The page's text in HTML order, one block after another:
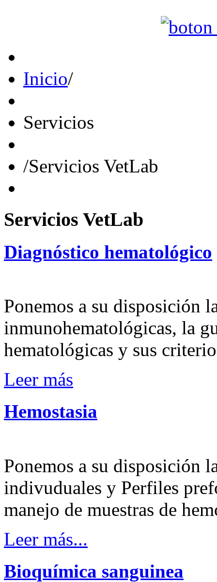
Inicio/
Servicios
/Servicios VetLab
Servicios VetLab
Diagnóstico hematológico
Ponemos a su disposición
inmunohematológicas, la
hematológicas y sus
Leer más
Hemostasia
Ponemos a su disposición
indivuduales y Perfiles
manejo de muestras de
Leer más...
Bioquímica sanguinea